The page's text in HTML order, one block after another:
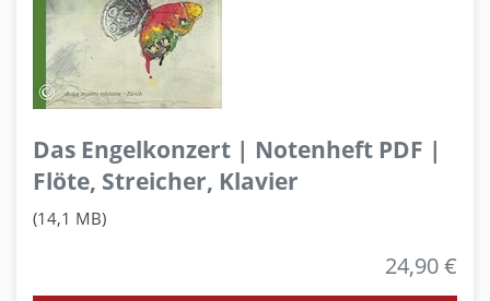
Das Engelkonzert | Notenheft PDF |
Flöte, Streicher, Klavier
(14,1 MB)
24,90 €